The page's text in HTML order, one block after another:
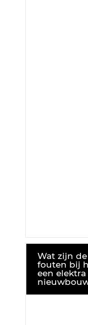
Wat zijn
fouten bij
een